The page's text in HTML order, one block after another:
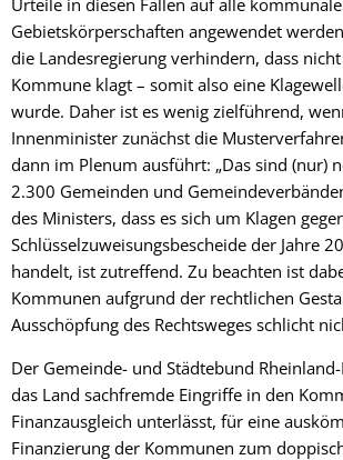
Gebietskörperschaften angewendet
die Landesregierung verhindern, dass
Kommune klagt – somit also eine
wurde. Daher ist es wenig zielführend,
Innenminister zunächst die
dann im Plenum ausführt: „Das sind (nur)
2.300 Gemeinden und
des Ministers, dass es sich um Klagen
Schlüsselzuweisungsbescheide der Jahre
handelt, ist zutreffend. Zu beachten ist
Kommunen aufgrund der rechtlichen
Ausschöpfung des Rechtsweges schlicht
Der Gemeinde- und Städtebund
das Land sachfremde Eingriffe in den
Finanzausgleich unterlässt, für eine
Finanzierung der Kommunen zum